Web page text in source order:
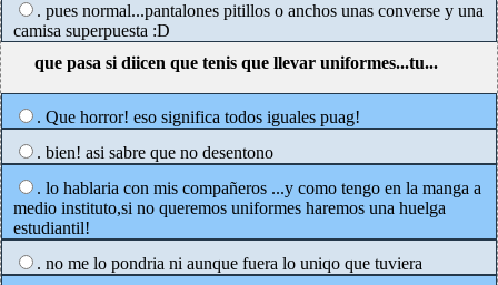
. pues normal...pantalones pitillos o anchos unas converse y una
camisa superpuesta :D
que pasa si diicen que tenis que llevar uniformes...tu...
. Que horror! eso significa todos iguales puag!
. bien! asi sabre que no desentono
. lo hablaria con mis compañeros ...y como tengo en la manga a
medio instituto,si no queremos uniformes haremos una huelga
estudiantil!
. no me lo pondria ni aunque fuera lo uniqo que tuviera